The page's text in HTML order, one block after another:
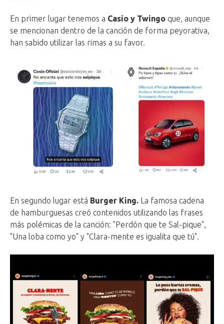
En primer lugar tenemos a Casio y Twingo que, aunque
se mencionan dentro de la canción de forma peyorativa,
han sabido utilizar las rimas a su favor.
En segundo lugar está Burger King. La famosa cadena
de hamburguesas creó contenidos utilizando las frases
más polémicas de la canción: "Perdón que te Sal-pique",
"Una loba como yo" y "Clara-mente es igualita que tú".